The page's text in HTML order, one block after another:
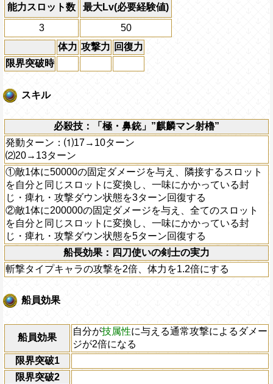
能力スロット数
最大Lv(必要経験値)
3
50
体力 攻撃力 回復力
限界突破時
スキル
必殺技：「極・鼻銃」”麒麟マン射櫓”
発動ターン：⑴17→10ターン
⑵20→13ターン
①敵1体に50000の固定ダメージを与え、隣接するスロット
を自分と同じスロットに変換し、一味にかかっている封
じ・痺れ・攻撃ダウン状態を3ターン回復する
②敵1体に200000の固定ダメージを与え、全てのスロット
を自分と同じスロットに変換し、一味にかかっている封
じ・痺れ・攻撃ダウン状態を5ターン回復する
船長効果：四刀使いの剣士の実力
斬撃タイプキャラの攻撃を2倍、体力を1.2倍にする
船員効果
船員効果
自分が技属性に与える通常攻撃によるダメー
ジが2倍になる
限界突破1
限界突破2